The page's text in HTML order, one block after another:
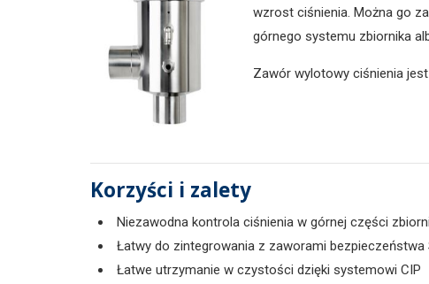
wzrost ciśnienia. Można go
górnego systemu zbiornika
Zawór wylotowy ciśnienia
Korzyści i zalety
Niezawodna kontrola ciśnienia w górnej części
Łatwy do zintegrowania z zaworami bezpieczeństwa
Łatwe utrzymanie w czystości dzięki systemowi CIP